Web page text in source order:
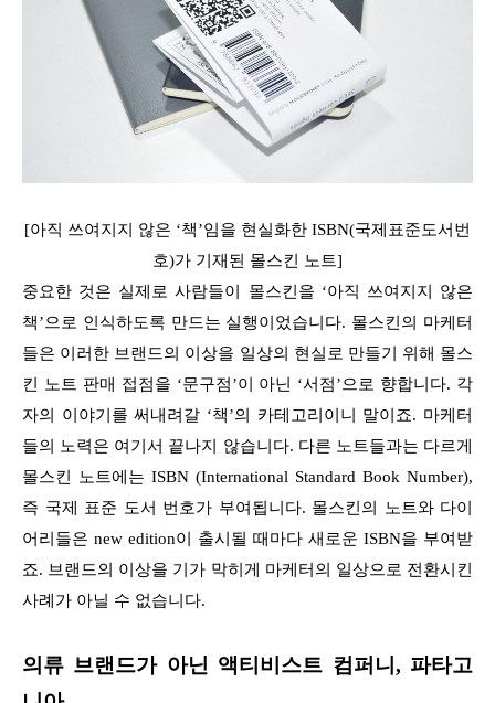
[아직 쓰여지지 않은 ‘책’임을 현실화한 ISBN(국제표준도서번
호)가 기재된 몰스킨 노트]
중요한 것은 실제로 사람들이 몰스킨을 ‘아직 쓰여지지 않은
책’으로 인식하도록 만드는 실행이었습니다. 몰스킨의 마케터
들은 이러한 브랜드의 이상을 일상의 현실로 만들기 위해 몰스
킨 노트 판매 접점을 ‘문구점’이 아닌 ‘서점’으로 향합니다. 각
자의 이야기를 써내려갈 ‘책’의 카테고리이니 말이죠. 마케터
들의 노력은 여기서 끝나지 않습니다. 다른 노트들과는 다르게
몰스킨 노트에는 ISBN (International Standard Book Number),
즉 국제 표준 도서 번호가 부여됩니다. 몰스킨의 노트와 다이
어리들은 new edition이 출시될 때마다 새로운 ISBN을 부여받
죠. 브랜드의 이상을 기가 막히게 마케터의 일상으로 전환시킨
사례가 아닐 수 없습니다.
의류 브랜드가 아닌 액티비스트 컴퍼니, 파타고